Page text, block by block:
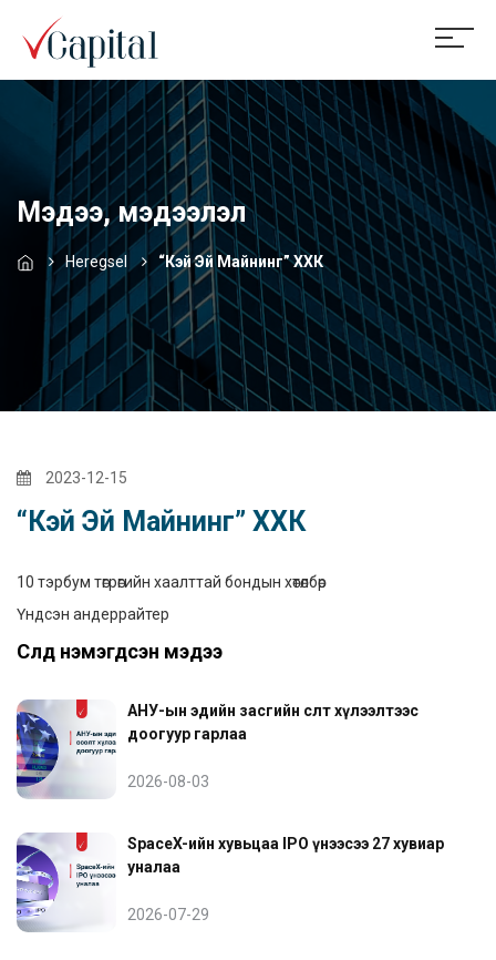
Мэдээ, мэдээлэл
Heregsel “Кэй Эй Майнинг” ХХК
2023-12-15
“Кэй Эй Майнинг” ХХК
10 тэрбум төгрөгийн хаалттай бондын хөтөлбөр
Үндсэн андеррайтер
Сүүлд нэмэгдсэн мэдээ
АНУ-ын эдийн засгийн өсөлт хүлээлтээс
доогуур гарлаа
2026-08-03
SpaceX-ийн хувьцаа IPO үнээсээ 27 хувиар
уналаа
2026-07-29